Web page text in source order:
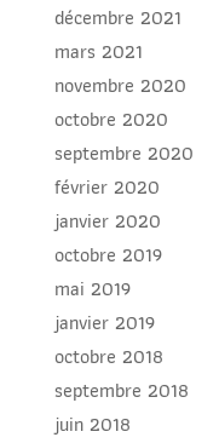
décembre 2021
mars 2021
novembre 2020
octobre 2020
septembre 2020
février 2020
janvier 2020
octobre 2019
mai 2019
janvier 2019
octobre 2018
septembre 2018
juin 2018